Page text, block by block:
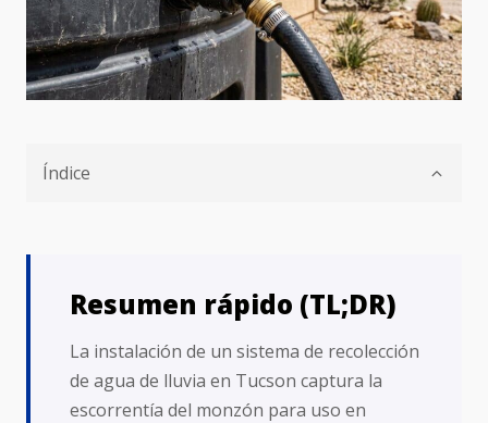
Índice
Resumen rápido (TL;DR)
La instalación de un sistema de recolección
de agua de lluvia en Tucson captura la
escorrentía del monzón para uso en